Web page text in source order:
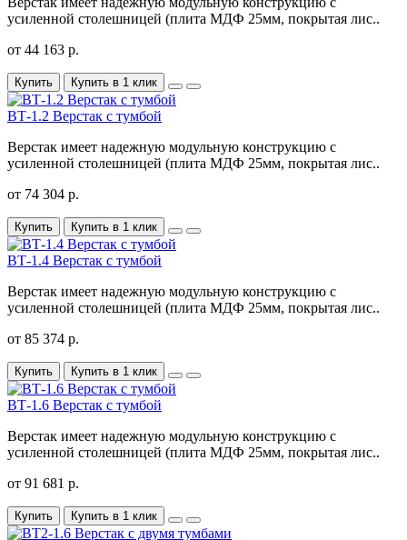
усиленной столешницей (плита МДФ 25мм, покрытая лис..
от 44 163 р.
Купить Купить в 1 клик
ВТ-1.2 Верстак с тумбой
Верстак имеет надежную модульную конструкцию с
усиленной столешницей (плита МДФ 25мм, покрытая лис..
от 74 304 р.
Купить Купить в 1 клик
ВТ-1.4 Верстак с тумбой
Верстак имеет надежную модульную конструкцию с
усиленной столешницей (плита МДФ 25мм, покрытая лис..
от 85 374 р.
Купить Купить в 1 клик
ВТ-1.6 Верстак с тумбой
Верстак имеет надежную модульную конструкцию с
усиленной столешницей (плита МДФ 25мм, покрытая лис..
от 91 681 р.
Купить Купить в 1 клик